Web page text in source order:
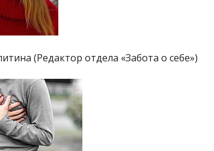
(Редактор отдела «Забота о себе»)